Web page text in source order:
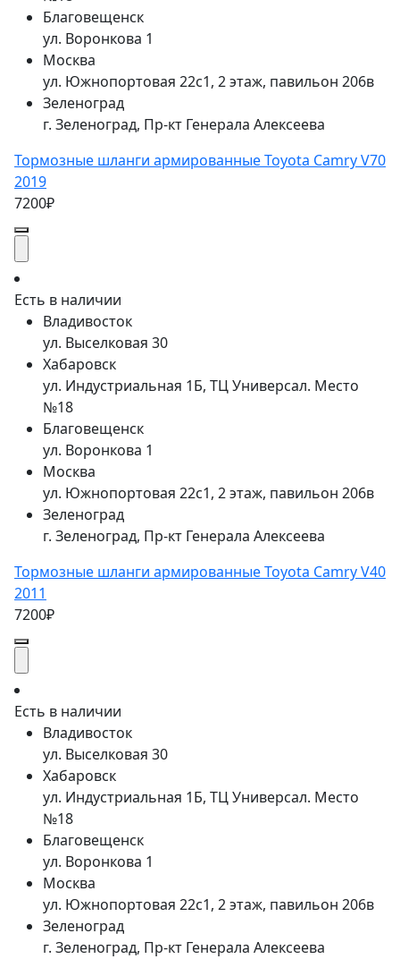
Благовещенск
ул. Воронкова 1
Москва
ул. Южнопортовая 22с1, 2 этаж, павильон 206в
Зеленоград
г. Зеленоград, Пр-кт Генерала Алексеева
Тормозные шланги армированные Toyota Camry V70
2019
7200₽
Есть в наличии
Владивосток
ул. Выселковая 30
Хабаровск
ул. Индустриальная 1Б, ТЦ Универсал. Место
№18
Благовещенск
ул. Воронкова 1
Москва
ул. Южнопортовая 22с1, 2 этаж, павильон 206в
Зеленоград
г. Зеленоград, Пр-кт Генерала Алексеева
Тормозные шланги армированные Toyota Camry V40
2011
7200₽
Есть в наличии
Владивосток
ул. Выселковая 30
Хабаровск
ул. Индустриальная 1Б, ТЦ Универсал. Место
№18
Благовещенск
ул. Воронкова 1
Москва
ул. Южнопортовая 22с1, 2 этаж, павильон 206в
Зеленоград
г. Зеленоград, Пр-кт Генерала Алексеева